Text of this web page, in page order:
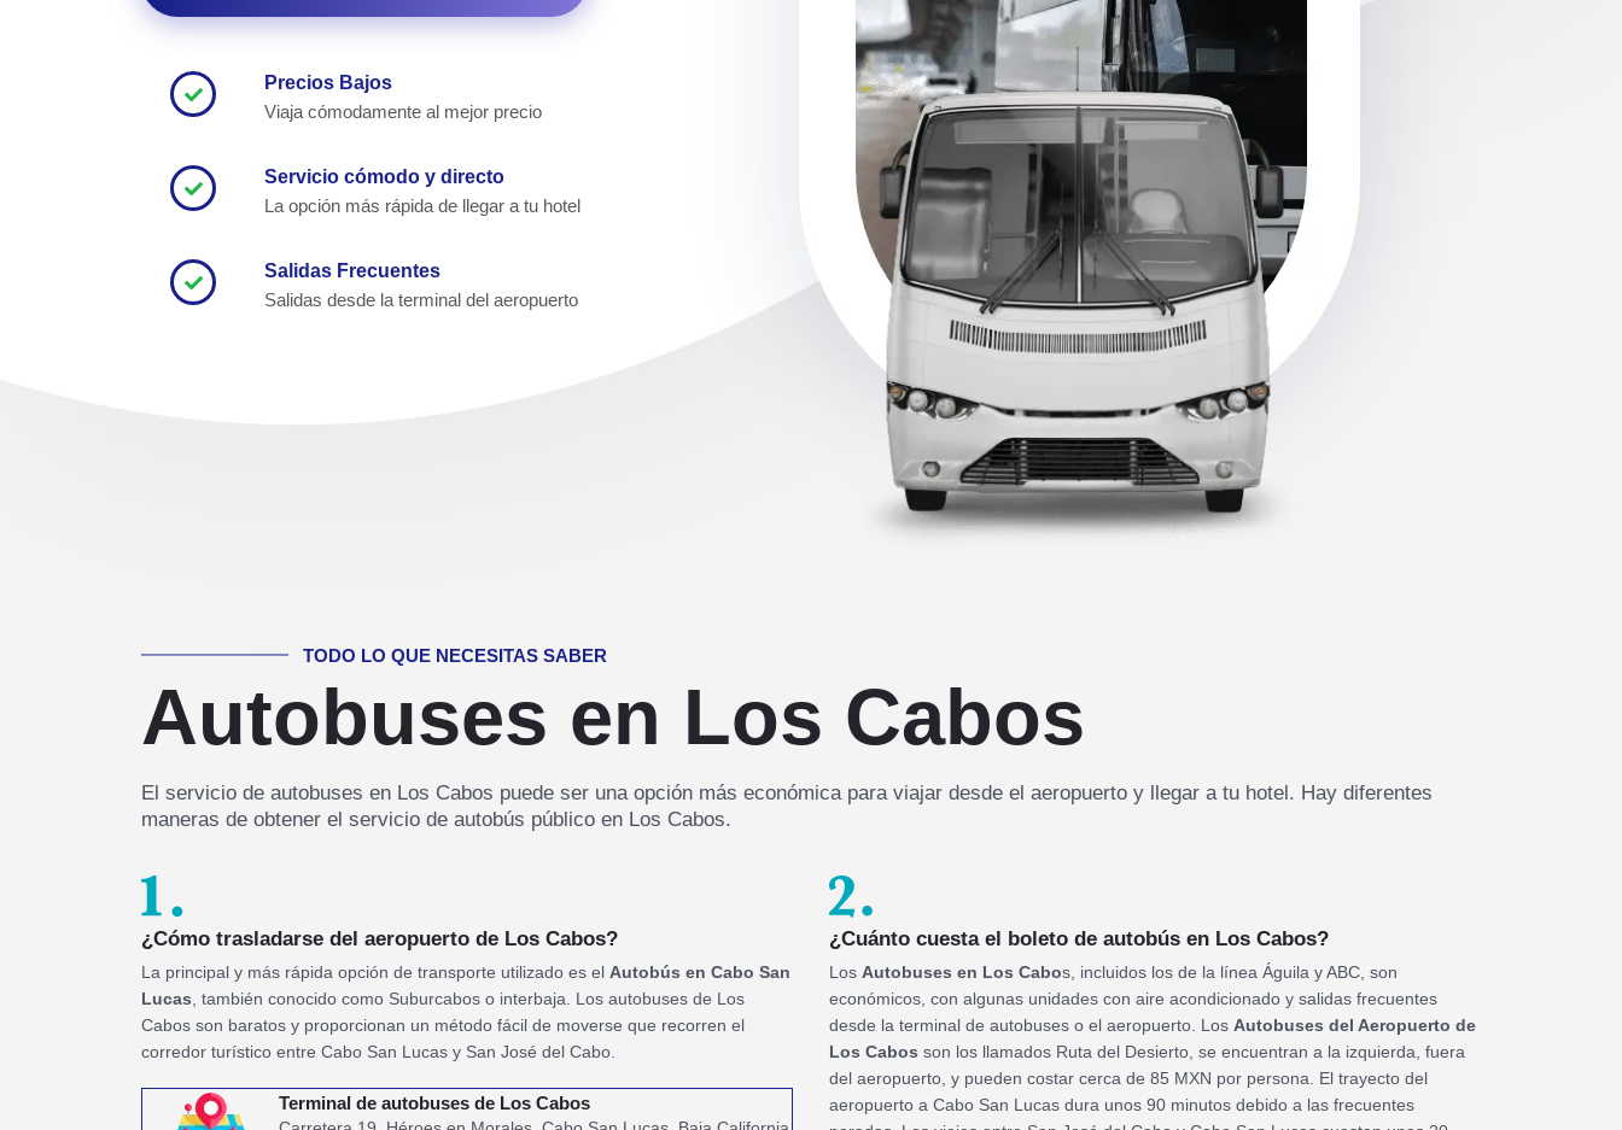
Precios Bajos
Viaja cómodamente al mejor precio
Servicio cómodo y directo
La opción más rápida de llegar a tu hotel
Salidas Frecuentes
Salidas desde la terminal del aeropuerto
TODO LO QUE NECESITAS SABER
Autobuses en Los Cabos
El servicio de autobuses en Los Cabos puede ser una opción más económica para viajar desde el aeropuerto y llegar a tu hotel. Hay diferentes
maneras de obtener el servicio de autobús público en Los Cabos.
¿Cómo trasladarse del aeropuerto de Los Cabos?
La principal y más rápida opción de transporte utilizado es el Autobús en Cabo San
Lucas , también conocido como Suburcabos o interbaja. Los autobuses de Los
Cabos son baratos y proporcionan un método fácil de moverse que recorren el
corredor turístico entre Cabo San Lucas y San José del Cabo.
¿Cuánto cuesta el boleto de autobús en Los Cabos?
Los Autobuses en Los Cabos, incluidos los de la línea Águila y ABC, son
económicos, con algunas unidades con aire acondicionado y salidas frecuentes
desde la terminal de autobuses o el aeropuerto. Los Autobuses del Aeropuerto de
Los Cabos son los llamados Ruta del Desierto, se encuentran a la izquierda, fuera
del aeropuerto, y pueden costar cerca de 85 MXN por persona. El trayecto del
aeropuerto a Cabo San Lucas dura unos 90 minutos debido a las frecuentes
Terminal de autobuses de Los Cabos